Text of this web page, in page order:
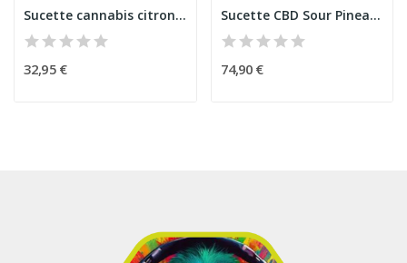
Sucette cannabis citron - 70 pcs | MULTITRANCE
32,95 €
Sucette CBD Sour Pineapple - 100 pcs | BUBBLY...
74,90 €